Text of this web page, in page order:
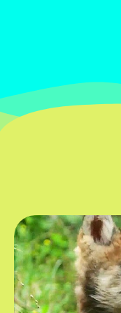
ענקית
- איסמעיל חוזר